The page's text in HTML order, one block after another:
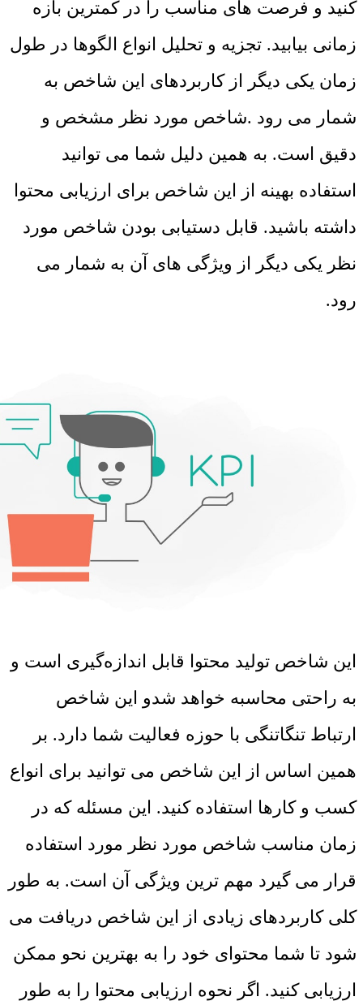
کنید و فرصت ‌های مناسب را در کمترین بازه
زمانی بیابید. تجزیه و تحلیل انواع الگوها در طول
زمان یکی دیگر از کاربردهای این شاخص به
شمار می‌ رود .شاخص مورد نظر مشخص و
دقیق است. به همین دلیل شما می ‌توانید
استفاده بهینه از این شاخص برای ارزیابی محتوا
داشته باشید. قابل دستیابی بودن شاخص مورد
نظر یکی دیگر از ویژگی‌ های آن به شمار می‌
رود.
این شاخص تولید محتوا قابل اندازه‌گیری است و
به راحتی محاسبه خواهد شدو این شاخص
ارتباط تنگاتنگی با حوزه فعالیت شما دارد. بر
همین اساس از این شاخص می ‌توانید برای انواع
کسب و کارها استفاده کنید. این مسئله که در
زمان مناسب شاخص مورد نظر مورد استفاده
قرار می‌ گیرد مهم‌ ترین ویژگی آن است. به طور
کلی کاربردهای زیادی از این شاخص دریافت می
‌شود تا شما محتوای خود را به بهترین نحو ممکن
ارزیابی کنید. اگر نحوه ارزیابی محتوا را به طور